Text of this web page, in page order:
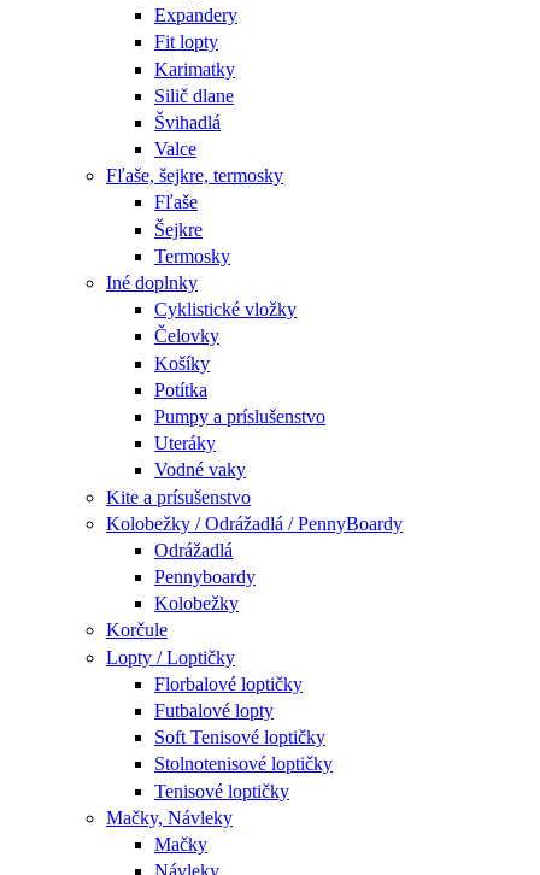
Expandery
Fit lopty
Karimatky
Silič dlane
Švihadlá
Valce
Fľaše, šejkre, termosky
Fľaše
Šejkre
Termosky
Iné doplnky
Cyklistické vložky
Čelovky
Košíky
Potítka
Pumpy a príslušenstvo
Uteráky
Vodné vaky
Kite a prísušenstvo
Kolobežky / Odrážadlá / PennyBoardy
Odrážadlá
Pennyboardy
Kolobežky
Korčule
Lopty / Loptičky
Florbalové loptičky
Futbalové lopty
Soft Tenisové loptičky
Stolnotenisové loptičky
Tenisové loptičky
Mačky, Návleky
Mačky